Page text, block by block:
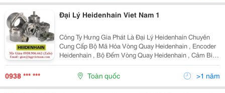
Đại Lý Heidenhain Viet Nam 1
Công Ty Hưng Gia Phát Là Đại Lý Heidenhain Chuyên
Cung Cấp Bộ Mã Hóa Vòng Quay Heidenhain , Encoder
Heidenhain , Bộ Đếm Vòng Quay Heidenhain , Cảm Biến
Vòng Quay Heidenhain Tại Việt Nam. Lc 100 Series Lc
200 Series Ls 100 Series Lf 100 Series Ls...
0938 *** *** Toàn quốc >1 năm